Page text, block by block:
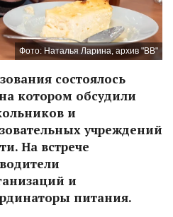
Фото: Наталья Ларина, архив "ВВ"
состоялось
котором обсудили
и
учреждений
На встрече
и
питания.